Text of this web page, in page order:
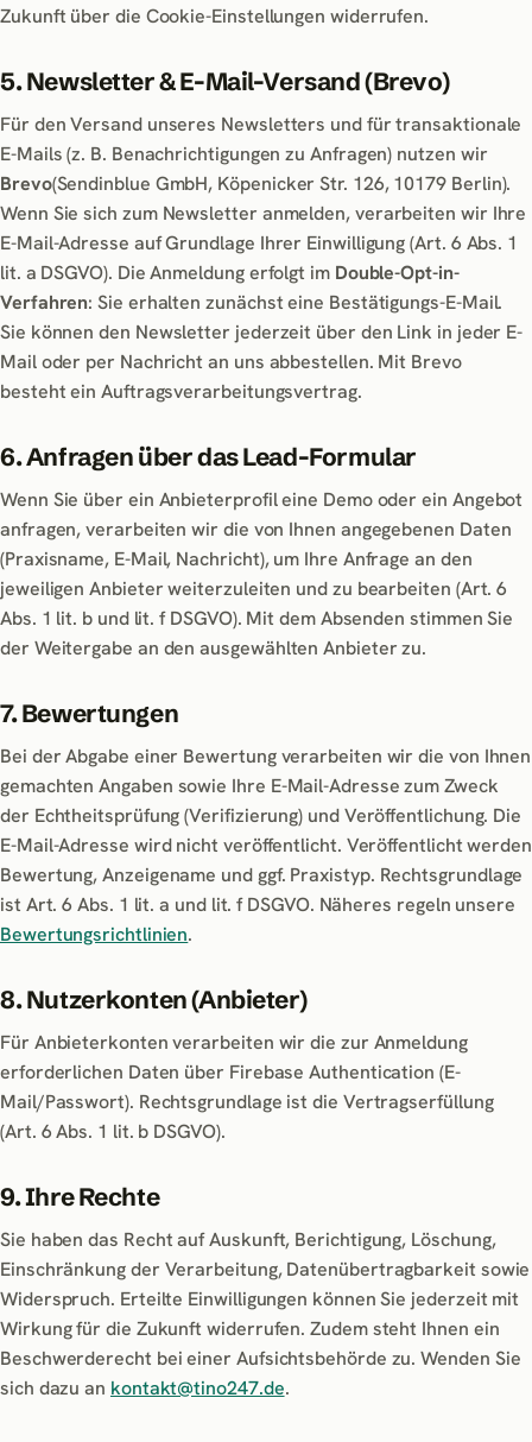
Zukunft über die Cookie-Einstellungen widerrufen.
5. Newsletter & E-Mail-Versand (Brevo)
Für den Versand unseres Newsletters und für transaktionale
E-Mails (z. B. Benachrichtigungen zu Anfragen) nutzen wir
Brevo(Sendinblue GmbH, Köpenicker Str. 126, 10179 Berlin).
Wenn Sie sich zum Newsletter anmelden, verarbeiten wir Ihre
E-Mail-Adresse auf Grundlage Ihrer Einwilligung (Art. 6 Abs. 1
lit. a DSGVO). Die Anmeldung erfolgt im Double-Opt-in-
Verfahren: Sie erhalten zunächst eine Bestätigungs-E-Mail.
Sie können den Newsletter jederzeit über den Link in jeder E-
Mail oder per Nachricht an uns abbestellen. Mit Brevo
besteht ein Auftragsverarbeitungsvertrag.
6. Anfragen über das Lead-Formular
Wenn Sie über ein Anbieterprofil eine Demo oder ein Angebot
anfragen, verarbeiten wir die von Ihnen angegebenen Daten
(Praxisname, E-Mail, Nachricht), um Ihre Anfrage an den
jeweiligen Anbieter weiterzuleiten und zu bearbeiten (Art. 6
Abs. 1 lit. b und lit. f DSGVO). Mit dem Absenden stimmen Sie
der Weitergabe an den ausgewählten Anbieter zu.
7. Bewertungen
Bei der Abgabe einer Bewertung verarbeiten wir die von Ihnen
gemachten Angaben sowie Ihre E-Mail-Adresse zum Zweck
der Echtheitsprüfung (Verifizierung) und Veröffentlichung. Die
E-Mail-Adresse wird nicht veröffentlicht. Veröffentlicht werden
Bewertung, Anzeigename und ggf. Praxistyp. Rechtsgrundlage
ist Art. 6 Abs. 1 lit. a und lit. f DSGVO. Näheres regeln unsere
Bewertungsrichtlinien.
8. Nutzerkonten (Anbieter)
Für Anbieterkonten verarbeiten wir die zur Anmeldung
erforderlichen Daten über Firebase Authentication (E-
Mail/Passwort). Rechtsgrundlage ist die Vertragserfüllung
(Art. 6 Abs. 1 lit. b DSGVO).
9. Ihre Rechte
Sie haben das Recht auf Auskunft, Berichtigung, Löschung,
Einschränkung der Verarbeitung, Datenübertragbarkeit sowie
Widerspruch. Erteilte Einwilligungen können Sie jederzeit mit
Wirkung für die Zukunft widerrufen. Zudem steht Ihnen ein
Beschwerderecht bei einer Aufsichtsbehörde zu. Wenden Sie
sich dazu an kontakt@tino247.de.